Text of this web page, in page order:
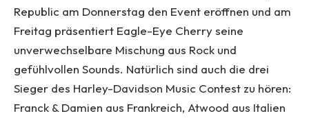
Republic am Donnerstag den Event eröffnen und am
Freitag präsentiert Eagle-Eye Cherry seine
unverwechselbare Mischung aus Rock und
gefühlvollen Sounds. Natürlich sind auch die drei
Sieger des Harley-Davidson Music Contest zu hören:
Franck & Damien aus Frankreich, Atwood aus Italien